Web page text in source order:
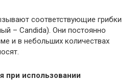
соответствующие грибки
– Candida). Они постоянно
и в небольших количествах
при использовании